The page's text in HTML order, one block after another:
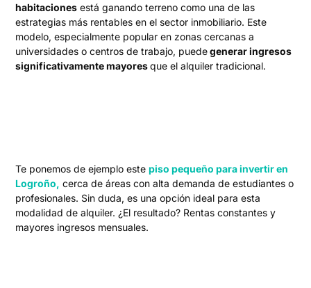
habitaciones está ganando terreno como una de las
estrategias más rentables en el sector inmobiliario. Este
modelo, especialmente popular en zonas cercanas a
universidades o centros de trabajo, puedegenerar ingresos
significativamente mayoresque el alquiler tradicional.
Te ponemos de ejemplo estepiso pequeño para invertir en
Logroño, cerca de áreas con alta demanda de estudiantes o
profesionales. Sin duda, es una opción ideal para esta
modalidad de alquiler. ¿El resultado? Rentas constantes y
mayores ingresos mensuales.